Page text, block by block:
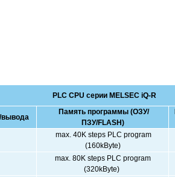
PLC CPU серии MELSEC iQ-R
вывода
Память программы (ОЗУ/
ПЗУ/FLASH)
max. 40K steps PLC program
(160kByte)
max. 80K steps PLC program
(320kByte)